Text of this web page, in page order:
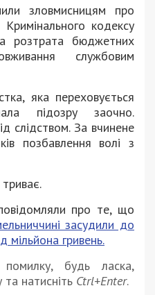
зловмисницям про
кодексу
розтрата бюджетних
службовим
яка переховується
підозру заочно.
слідством. За вчинене
позбавлення волі з
про те, що
засудили до
мільйона гривень.
будь ласка,
та натисніть Ctrl+Enter.